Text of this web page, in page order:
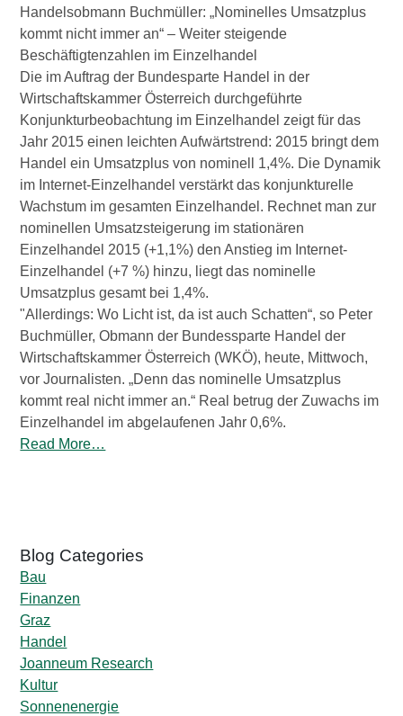
Handelsobmann Buchmüller: „Nominelles Umsatzplus
kommt nicht immer an“ – Weiter steigende
Beschäftigtenzahlen im Einzelhandel
Die im Auftrag der Bundesparte Handel in der
Wirtschaftskammer Österreich durchgeführte
Konjunkturbeobachtung im Einzelhandel zeigt für das
Jahr 2015 einen leichten Aufwärtstrend: 2015 bringt dem
Handel ein Umsatzplus von nominell 1,4%. Die Dynamik
im Internet-Einzelhandel verstärkt das konjunkturelle
Wachstum im gesamten Einzelhandel. Rechnet man zur
nominellen Umsatzsteigerung im stationären
Einzelhandel 2015 (+1,1%) den Anstieg im Internet-
Einzelhandel (+7 %) hinzu, liegt das nominelle
Umsatzplus gesamt bei 1,4%.
"Allerdings: Wo Licht ist, da ist auch Schatten“, so Peter
Buchmüller, Obmann der Bundessparte Handel der
Wirtschaftskammer Österreich (WKÖ), heute, Mittwoch,
vor Journalisten. „Denn das nominelle Umsatzplus
kommt real nicht immer an.“ Real betrug der Zuwachs im
Einzelhandel im abgelaufenen Jahr 0,6%.
Read More…
Bau
Finanzen
Graz
Handel
Joanneum Research
Kultur
Sonnenenergie